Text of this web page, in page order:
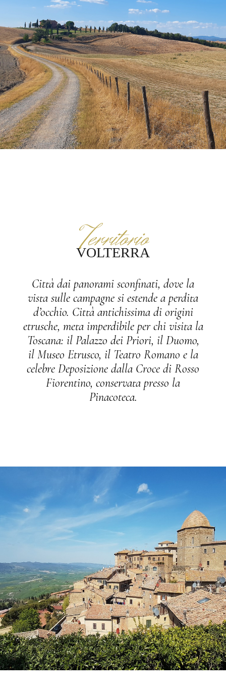
Territorio
VOLTERRA
Città dai panorami sconfinati, dove la
vista sulle campagne si estende a perdita
d’occhio. Città antichissima di origini
etrusche, meta imperdibile per chi visita la
Toscana: il Palazzo dei Priori, il Duomo,
il Museo Etrusco, il Teatro Romano e la
celebre Deposizione dalla Croce di Rosso
Fiorentino, conservata presso la
Pinacoteca.